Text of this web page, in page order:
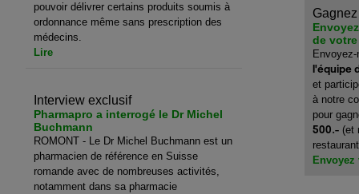
pouvoir délivrer certains produits soumis à
ordonnance même sans prescription des
médecins.
Lire
Interview exclusif
Pharmapro a interrogé le Dr Michel
Buchmann
ROMONT - Le Dr Michel Buchmann est un
pharmacien de référence en Suisse
romande avec de nombreuses activités,
notamment dans sa pharmacie
de
l'équipe
et
à notre
pour
500.- (et